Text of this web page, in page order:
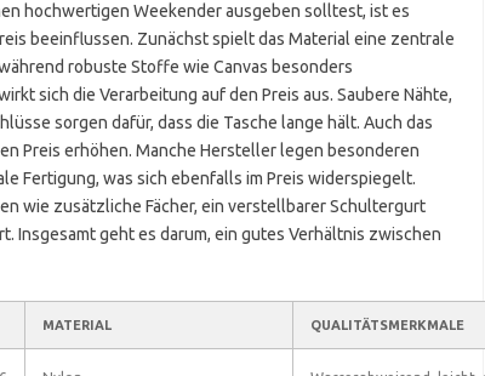
hochwertigen Weekender ausgeben solltest, ist es
beeinflussen. Zunächst spielt das Material eine zentrale
robuste Stoffe wie Canvas besonders
sich die Verarbeitung auf den Preis aus. Saubere Nähte,
sorgen dafür, dass die Tasche lange hält. Auch das
Preis erhöhen. Manche Hersteller legen besonderen
Fertigung, was sich ebenfalls im Preis widerspiegelt.
wie zusätzliche Fächer, ein verstellbarer Schultergurt
geht es darum, ein gutes Verhältnis zwischen
MATERIAL QUALITÄTSMERKMALE